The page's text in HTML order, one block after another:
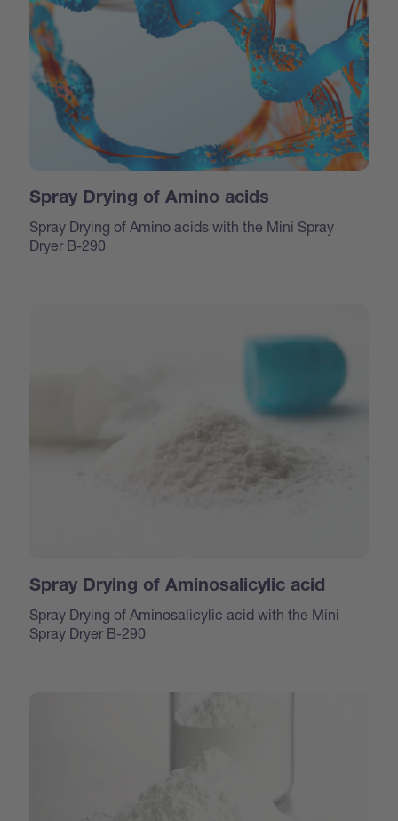
Spray Drying of Amino acids
Spray Drying of Amino acids with the Mini Spray
Dryer B-290
Spray Drying of Aminosalicylic acid
Spray Drying of Aminosalicylic acid with the Mini
Spray Dryer B-290